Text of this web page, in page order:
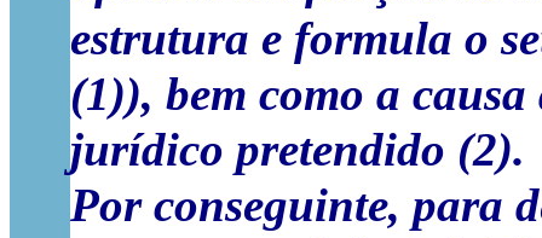
estrutura e formula o
(1)), bem como a
jurídico pretendido (2).
Por conseguinte, para